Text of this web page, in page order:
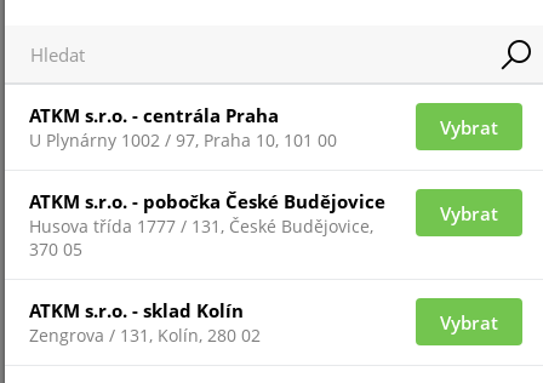
Pro zobrazení informací je nutné být přihlášený
IB9380-HTV-V2
ATKM s.r.o. - centrála Praha
U Plynárny 1002 / 97, Praha 10, 101 00
Vybrat
ATKM s.r.o. - pobočka České Budějovice
Husova třída 1777 / 131, České Budějovice,
370 05
Vybrat
ATKM s.r.o. - sklad Kolín
Zengrova / 131, Kolín, 280 02
Vybrat